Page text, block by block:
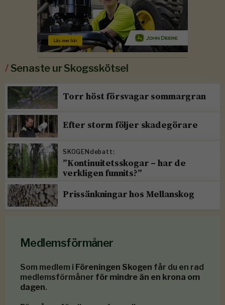
/Senaste ur Skogsskötsel
Torr höst försvagar sommargran
Efter storm följer skadegörare
SKOGENdebatt:
”Kontinuitetsskogar – har de
verkligen funnits?”
Prissänkningar hos Mellanskog
Medlemsförmåner
Som medlem i Föreningen Skogen får du en rad
medlemsförmåner för mindre än en krona om
dagen.